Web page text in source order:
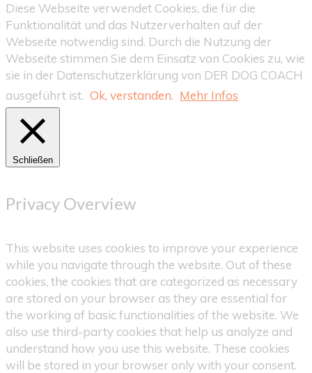
Diese Webseite verwendet Cookies, die für die
Funktionalität und das Nutzerverhalten auf der
Webseite notwendig sind. Durch die Nutzung der
Webseite stimmen Sie dem Einsatz von Cookies zu, wie
sie in der Datenschutzerklärung von DER DOG COACH
ausgeführt ist. Ok, verstanden. Mehr Infos
Schließen
Privacy Overview
This website uses cookies to improve your experience
while you navigate through the website. Out of these
cookies, the cookies that are categorized as necessary
are stored on your browser as they are essential for
the working of basic functionalities of the website. We
also use third-party cookies that help us analyze and
understand how you use this website. These cookies
will be stored in your browser only with your consent.